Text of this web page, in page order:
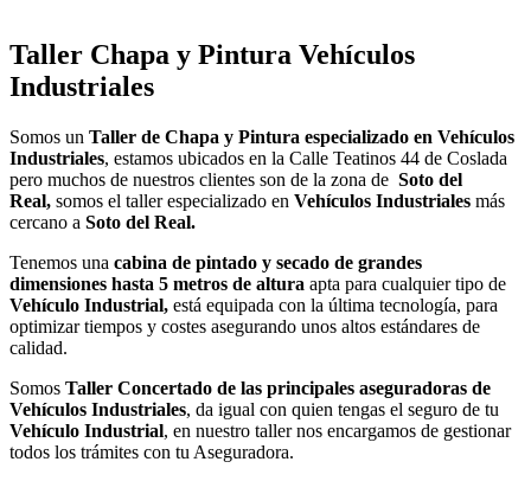
Taller Chapa y Pintura Vehículos
Industriales
Somos un Taller de Chapa y Pintura especializado en Vehículos
Industriales, estamos ubicados en la Calle Teatinos 44 de Coslada
pero muchos de nuestros clientes son de la zona de Soto del
Real, somos el taller especializado en Vehículos Industriales más
cercano a Soto del Real.
Tenemos una cabina de pintado y secado de grandes
dimensiones hasta 5 metros de altura apta para cualquier tipo de
Vehículo Industrial, está equipada con la última tecnología, para
optimizar tiempos y costes asegurando unos altos estándares de
calidad.
Somos Taller Concertado de las principales aseguradoras de
Vehículos Industriales, da igual con quien tengas el seguro de tu
Vehículo Industrial, en nuestro taller nos encargamos de gestionar
todos los trámites con tu Aseguradora.